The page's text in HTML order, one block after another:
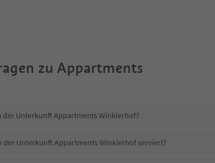
zu Appartments
der Unterkunft Appartments Winklerhof?
der Unterkunft Appartments Winklerhof serviert?